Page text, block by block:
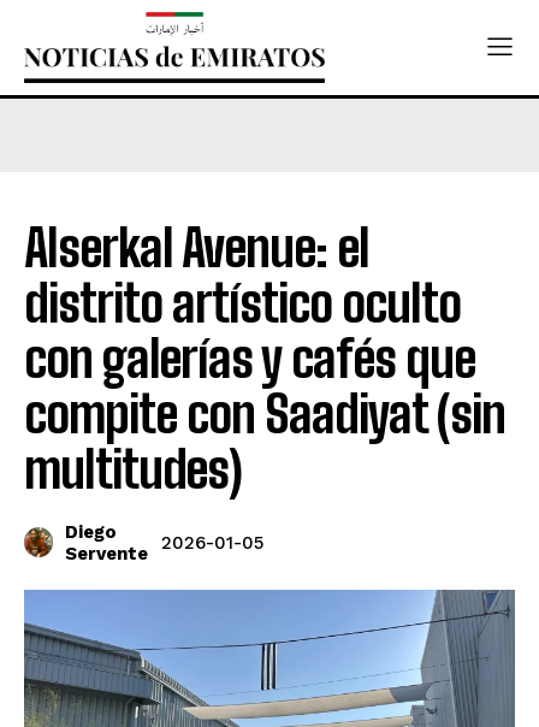
Alserkal Avenue: el
distrito artístico oculto
con galerías y cafés que
compite con Saadiyat (sin
multitudes)
Diego
Servente
2026-01-05